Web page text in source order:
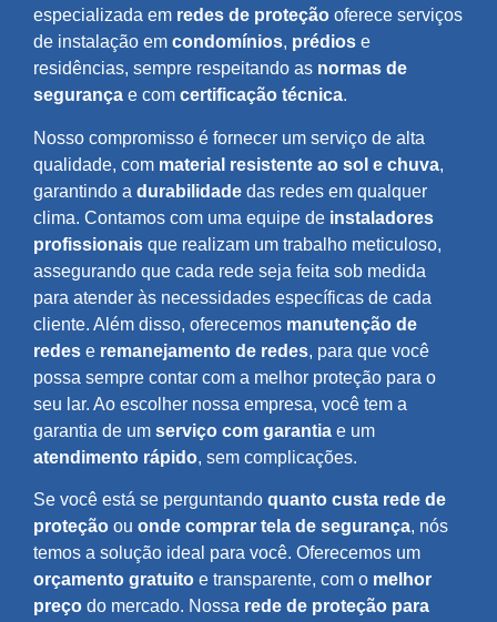
especializada em redes de proteção oferece serviços
de instalação em condomínios, prédios e
residências, sempre respeitando as normas de
segurança e com certificação técnica.
Nosso compromisso é fornecer um serviço de alta
qualidade, com material resistente ao sol e chuva,
garantindo a durabilidade das redes em qualquer
clima. Contamos com uma equipe de instaladores
profissionais que realizam um trabalho meticuloso,
assegurando que cada rede seja feita sob medida
para atender às necessidades específicas de cada
cliente. Além disso, oferecemos manutenção de
redes e remanejamento de redes, para que você
possa sempre contar com a melhor proteção para o
seu lar. Ao escolher nossa empresa, você tem a
garantia de um serviço com garantia e um
atendimento rápido, sem complicações.
Se você está se perguntando quanto custa rede de
proteção ou onde comprar tela de segurança, nós
temos a solução ideal para você. Oferecemos um
orçamento gratuito e transparente, com o melhor
preço do mercado. Nossa rede de proteção para